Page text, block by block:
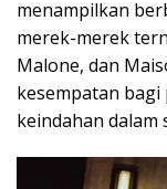
menampilkan
merek-merek
Malone, dan
kesempatan
keindahan dalam